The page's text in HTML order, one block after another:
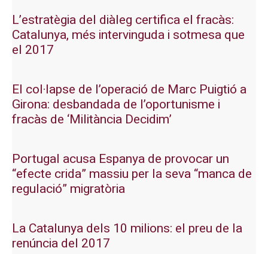
L’estratègia del diàleg certifica el fracàs:
Catalunya, més intervinguda i sotmesa que
el 2017
El col·lapse de l’operació de Marc Puigtió a
Girona: desbandada de l’oportunisme i
fracàs de ‘Militància Decidim’
Portugal acusa Espanya de provocar un
“efecte crida” massiu per la seva “manca de
regulació” migratòria
La Catalunya dels 10 milions: el preu de la
renúncia del 2017